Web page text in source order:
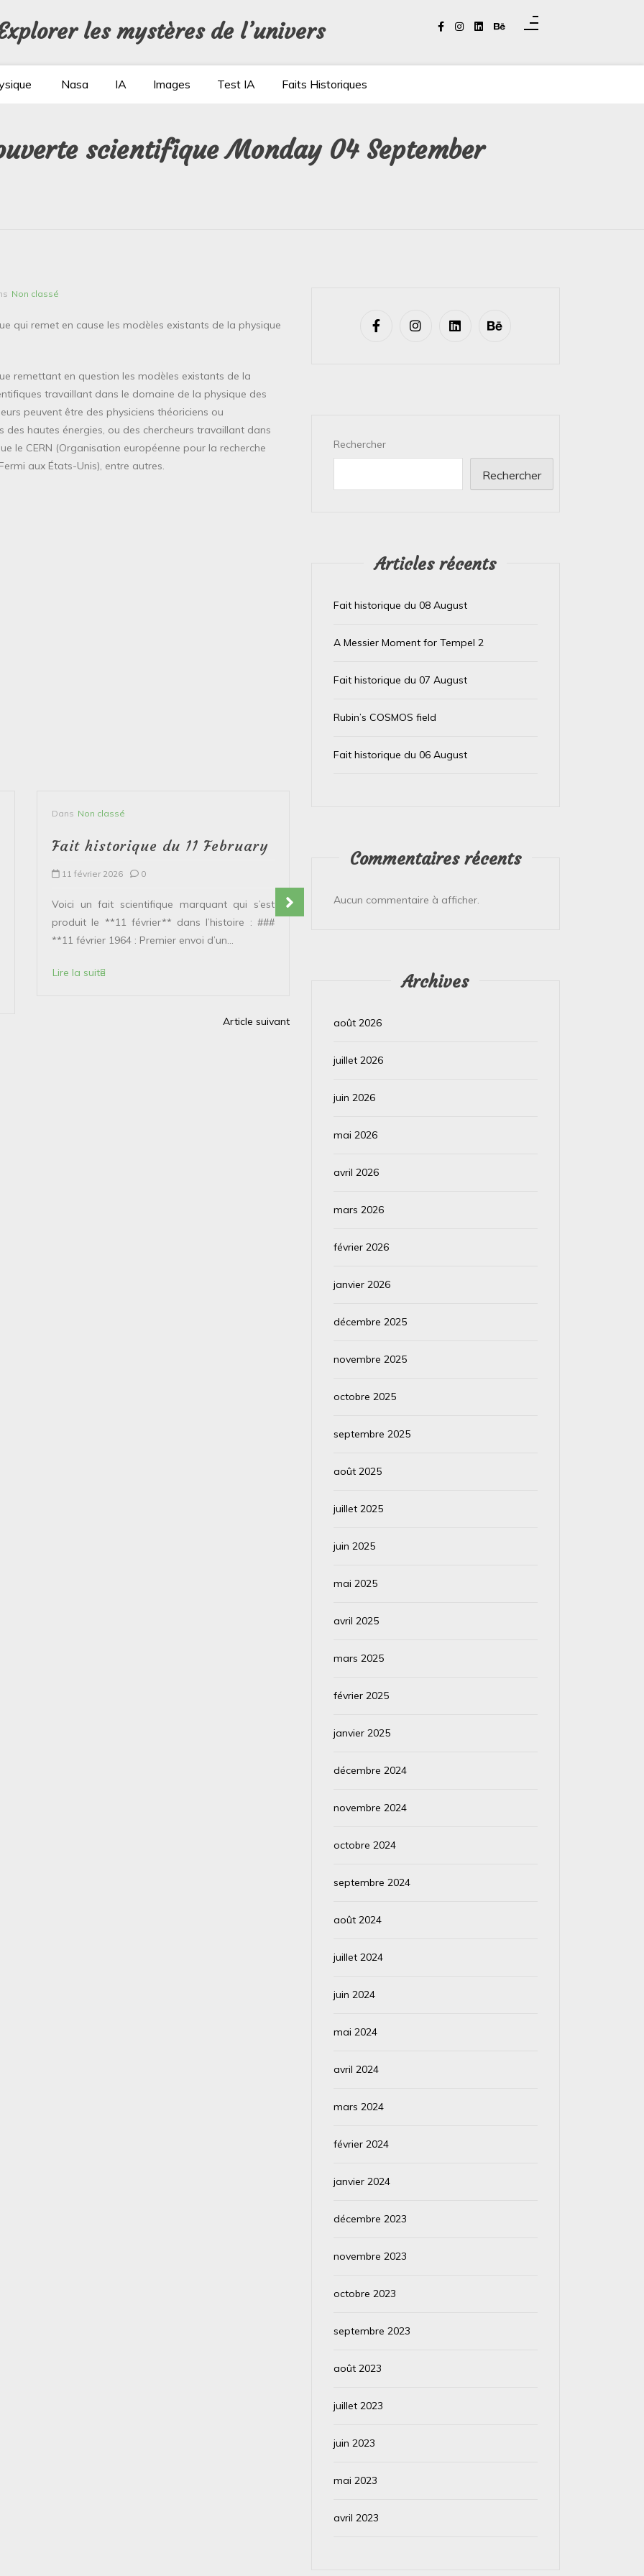
les mystères de l’univers
Nasa IA Images Test IA Faits Historiques
scientifique Monday 04 September
Non classé
qui remet en cause les modèles existants de la physique
remettant en question les modèles existants de la
travaillant dans le domaine de la physique des
peuvent être des physiciens théoriciens ou
des hautes énergies, ou des chercheurs travaillant dans
le CERN (Organisation européenne pour la recherche
aux États-Unis), entre autres.
Dans Non classé
Fait historique du 11 February
11 février 2026 0
Voici un fait scientifique marquant qui s’est
produit le **11 février** dans l’histoire : ###
**11 février 1964 : Premier envoi d’un...
Lire la suite
Voici un fait scientifique marquant qui s’est
Article suivant
Rechercher
Rechercher
Articles récents
Fait historique du 08 August
A Messier Moment for Tempel 2
Fait historique du 07 August
Rubin’s COSMOS field
Fait historique du 06 August
Commentaires récents
Aucun commentaire à afficher.
Archives
août 2026
juillet 2026
juin 2026
mai 2026
avril 2026
mars 2026
février 2026
janvier 2026
décembre 2025
novembre 2025
octobre 2025
septembre 2025
août 2025
juillet 2025
juin 2025
mai 2025
avril 2025
mars 2025
février 2025
janvier 2025
décembre 2024
novembre 2024
octobre 2024
septembre 2024
août 2024
juillet 2024
juin 2024
mai 2024
avril 2024
mars 2024
février 2024
janvier 2024
décembre 2023
novembre 2023
octobre 2023
septembre 2023
août 2023
juillet 2023
juin 2023
mai 2023
avril 2023